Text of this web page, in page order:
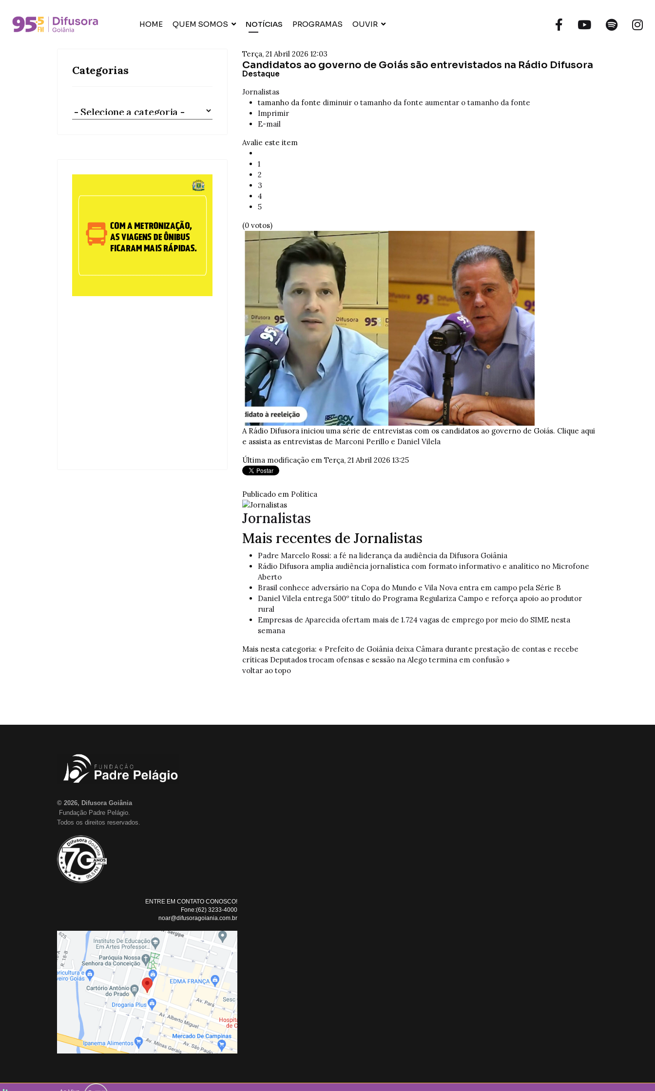
HOME QUEM SOMOS NOTÍCIAS PROGRAMAS OUVIR
Categorias
Terça, 21 Abril 2026 12:03
Candidatos ao governo de Goiás são entrevistados na Rádio Difusora
Destaque
Jornalistas
tamanho da fonte diminuir o tamanho da fonte aumentar o tamanho da fonte
Imprimir
E-mail
Avalie este item
1
2
3
4
5
(0 votos)
A Rádio Difusora iniciou uma série de entrevistas com os candidatos ao governo de Goiás. Clique aqui
e assista as entrevistas de Marconi Perillo e Daniel Vilela
Última modificação em Terça, 21 Abril 2026 13:25
Publicado em Política
Jornalistas
Mais recentes de Jornalistas
Padre Marcelo Rossi: a fé na liderança da audiência da Difusora Goiânia
Rádio Difusora amplia audiência jornalística com formato informativo e analítico no Microfone
Aberto
Brasil conhece adversário na Copa do Mundo e Vila Nova entra em campo pela Série B
Daniel Vilela entrega 500º título do Programa Regulariza Campo e reforça apoio ao produtor
rural
Empresas de Aparecida ofertam mais de 1.724 vagas de emprego por meio do SIME nesta
semana
Mais nesta categoria: « Prefeito de Goiânia deixa Câmara durante prestação de contas e recebe
críticas Deputados trocam ofensas e sessão na Alego termina em confusão »
voltar ao topo
© 2026, Difusora Goiânia
Fundação Padre Pelágio.
Todos os direitos reservados.
ENTRE EM CONTATO CONOSCO!
Fone:(62) 3233-4000
noar@difusoragoiania.com.br